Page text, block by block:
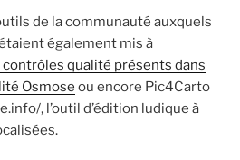
de la communauté auxquels
également mis à
contrôles qualité présents dans
Osmose ou encore Pic4Carto
, l’outil d’édition ludique à